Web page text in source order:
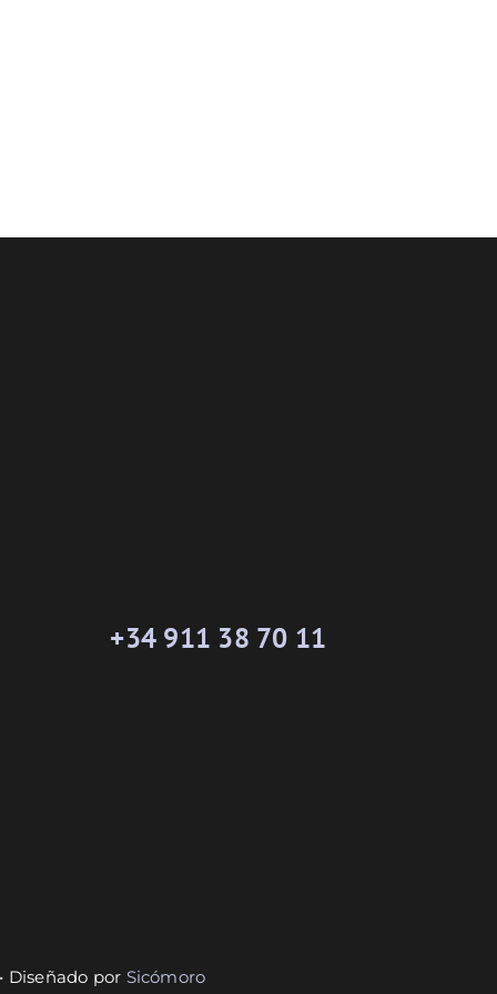
+34 911 38 70 11
Diseñado por Sicómoro